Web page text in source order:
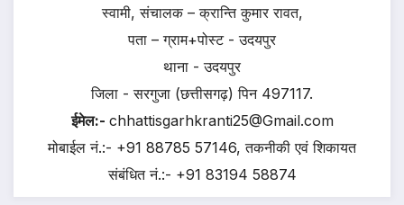
स्वामी, संचालक – क्रान्ति कुमार रावत,
पता – ग्राम+पोस्ट - उदयपुर
थाना - उदयपुर
जिला - सरगुजा (छत्तीसगढ़) पिन 497117.
ईमेल:- chhattisgarhkranti25@Gmail.com
मोबाईल नं.:- +91 88785 57146, तकनीकी एवं शिकायत
संबंधित नं.:- +91 83194 58874